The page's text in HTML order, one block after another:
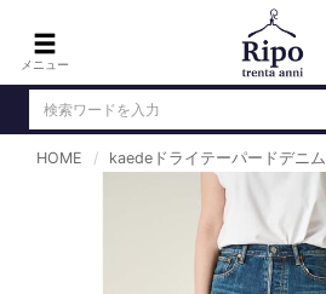
メニュー
新規会員登録）
HOME kaedeドライテーパードデニム